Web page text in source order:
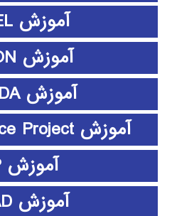
آموزش LISREL
آموزش LUMION
آموزش MAXQDA
آموزش Microsoft Office Project
آموزش PHP
آموزش PSCAD